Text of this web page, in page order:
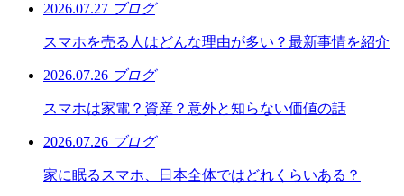
2026.07.27 ブログ
スマホを売る人はどんな理由が多い？最新事情を紹介
2026.07.26 ブログ
スマホは家電？資産？意外と知らない価値の話
2026.07.26 ブログ
家に眠るスマホ、日本全体ではどれくらいある？